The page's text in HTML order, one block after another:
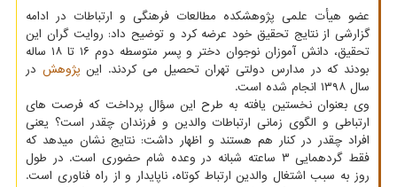
عضو هیأت علمی پژوهشکده مطالعات فرهنگی و ارتباطات در ادامه
گزارشی از نتایج تحقیق خود عرضه کرد و توضیح داد: روایت گران این
تحقیق، دانش آموزان نوجوان دختر و پسر متوسطه دوم ۱۶ تا ۱۸ ساله
بودند که در مدارس دولتی تهران تحصیل می کردند. این پژوهش در
سال ۱۳۹۸ انجام شده است.
وی بعنوان نخستین یافته به طرح این سؤال پرداخت که فرصت های
ارتباطی و الگوی زمانی ارتباطات والدین و فرزندان چقدر است؟ یعنی
افراد چقدر در کنار هم هستند و اظهار داشت: نتایج نشان میدهد که
فقط گردهمایی ۳ ساعته شبانه در وعده شام حضوری است. در طول
روز به سبب اشتغال والدین ارتباط کوتاه، ناپایدار و از راه فناوری است.